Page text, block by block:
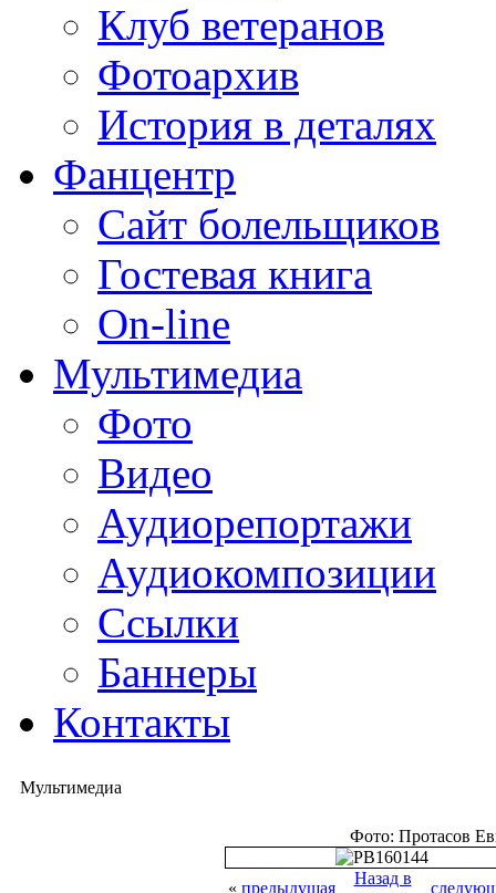
Клуб ветеранов
Фотоархив
История в деталях
Фанцентр
Сайт болельщиков
Гостевая книга
On-line
Мультимедиа
Фото
Видео
Аудиорепортажи
Аудиокомпозиции
Ссылки
Баннеры
Контакты
Мультимедиа
Фото: Протасов
« предыдущая
Назад в